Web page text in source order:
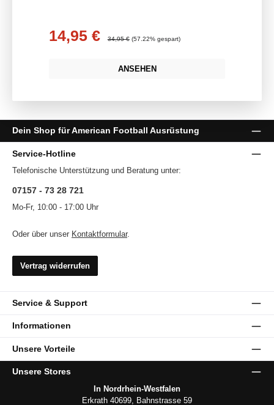
Verkaufspreis:
14,95 € 34,95 € (57.22% gespart)
ANSEHEN
Dein Shop für American Football Ausrüstung
Service-Hotline
Telefonische Unterstützung und Beratung unter:
07157 - 73 28 721
Mo-Fr, 10:00 - 17:00 Uhr
Oder über unser Kontaktformular.
Vertrag widerrufen
Service & Support
Informationen
Unsere Vorteile
Unsere Stores
In Nordrhein-Westfalen
Erkrath 40699, Bahnstrasse 59